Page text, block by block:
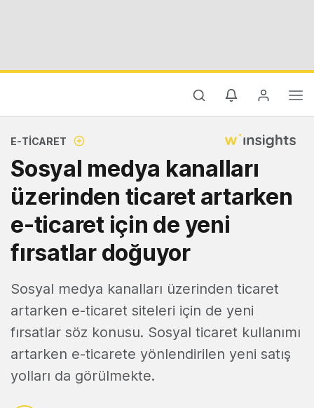
E-TICARET
Sosyal medya kanalları
üzerinden ticaret artarken
e-ticaret için de yeni
fırsatlar doğuyor
Sosyal medya kanalları üzerinden ticaret
artarken e-ticaret siteleri için de yeni
fırsatlar söz konusu. Sosyal ticaret kullanımı
artarken e-ticarete yönlendirilen yeni satış
yolları da görülmekte.